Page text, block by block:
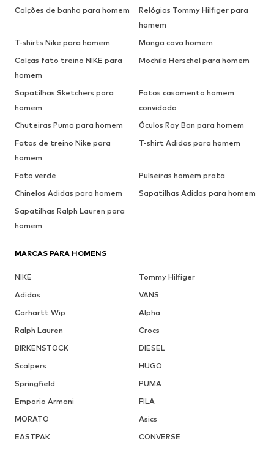
Calções de banho para homem
Relógios Tommy Hilfiger para
homem
T-shirts Nike para homem
Manga cava homem
Calças fato treino NIKE para
homem
Mochila Herschel para homem
Sapatilhas Sketchers para
homem
Fatos casamento homem
convidado
Chuteiras Puma para homem
Óculos Ray Ban para homem
Fatos de treino Nike para
homem
T-shirt Adidas para homem
Fato verde
Pulseiras homem prata
Chinelos Adidas para homem
Sapatilhas Adidas para homem
Sapatilhas Ralph Lauren para
homem
MARCAS PARA HOMENS
NIKE
Tommy Hilfiger
Adidas
VANS
Carhartt Wip
Alpha
Ralph Lauren
Crocs
BIRKENSTOCK
DIESEL
Scalpers
HUGO
Springfield
PUMA
Emporio Armani
FILA
MORATO
Asics
EASTPAK
CONVERSE